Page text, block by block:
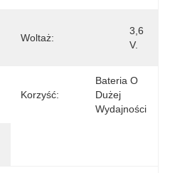
Woltaż:
3,6
V.
Korzyść:
Bateria O
Dużej
Wydajności